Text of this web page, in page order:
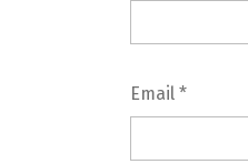
Email *